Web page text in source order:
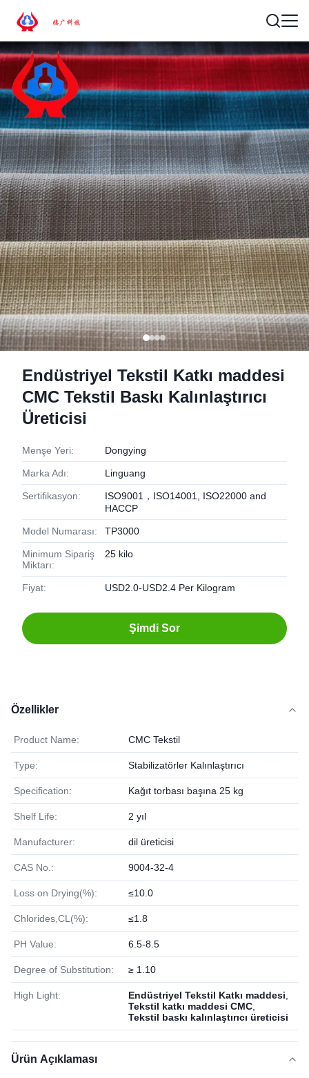
Endüstriyel Tekstil Katkı maddesi
CMC Tekstil Baskı Kalınlaştırıcı
Üreticisi
Menşe Yeri: Dongying
Marka Adı: Linguang
Sertifikasyon:
ISO9001，ISO14001, ISO22000 and
HACCP
Model Numarası: TP3000
Minimum Sipariş
Miktarı:
25 kilo
Fiyat: USD2.0-USD2.4 Per Kilogram
Şimdi Sor
Özellikler
Product Name: CMC Tekstil
Type: Stabilizatörler Kalınlaştırıcı
Specification: Kağıt torbası başına 25 kg
Shelf Life: 2 yıl
Manufacturer: dil üreticisi
CAS No.: 9004-32-4
Loss on Drying(%): ≤10.0
Chlorides,CL(%): ≤1.8
PH Value: 6.5-8.5
Degree of Substitution: ≥ 1.10
High Light: Endüstriyel Tekstil Katkı maddesi
Tekstil katkı maddesi CMC
Tekstil baskı kalınlaştırıcı üreticisi
Ürün Açıklaması